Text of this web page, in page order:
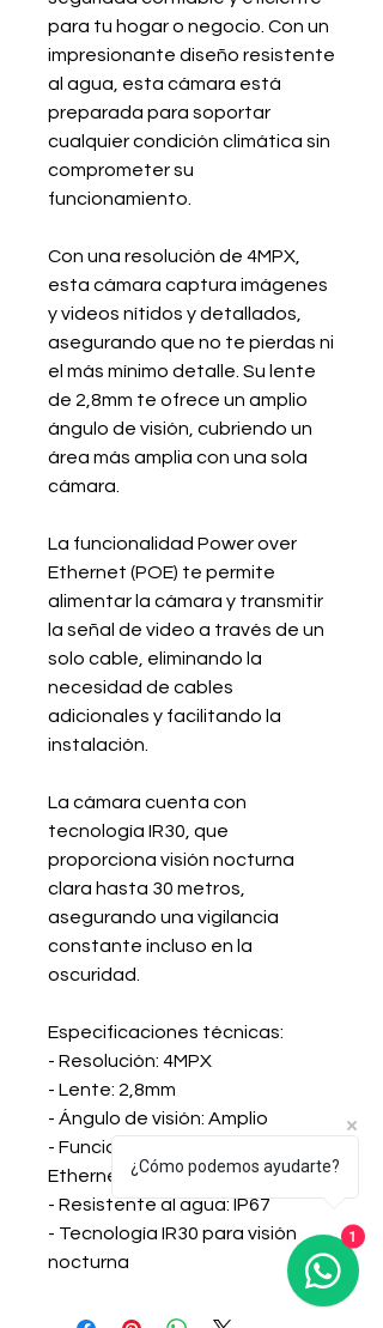
para tu hogar o negocio. Con un
impresionante diseño resistente
al agua, esta cámara está
preparada para soportar
cualquier condición climática sin
comprometer su
funcionamiento.
Con una resolución de 4MPX,
esta cámara captura imágenes
y videos nítidos y detallados,
asegurando que no te pierdas ni
el más mínimo detalle. Su lente
de 2,8mm te ofrece un amplio
ángulo de visión, cubriendo un
área más amplia con una sola
cámara.
La funcionalidad Power over
Ethernet (POE) te permite
alimentar la cámara y transmitir
la señal de video a través de un
solo cable, eliminando la
necesidad de cables
adicionales y facilitando la
instalación.
La cámara cuenta con
tecnología IR30, que
proporciona visión nocturna
clara hasta 30 metros,
asegurando una vigilancia
constante incluso en la
oscuridad.
Especificaciones técnicas:
- Resolución: 4MPX
- Lente: 2,8mm
- Ángulo de visión: Amplio
- Funcionalidad: Power over
Ethernet (POE)
- Resistente al agua: IP67
- Tecnología IR30 para visión
nocturna
¿Cómo podemos ayudarte?
1